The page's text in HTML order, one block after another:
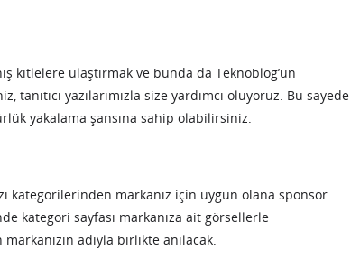
kitlelere ulaştırmak ve bunda da Teknoblog’un
yazılarımızla size yardımcı oluyoruz. Bu sayede
yakalama şansına sahip olabilirsiniz.
kategorilerinden markanız için uygun olana sponsor
kategori sayfası markanıza ait görsellerle
adıyla birlikte anılacak.